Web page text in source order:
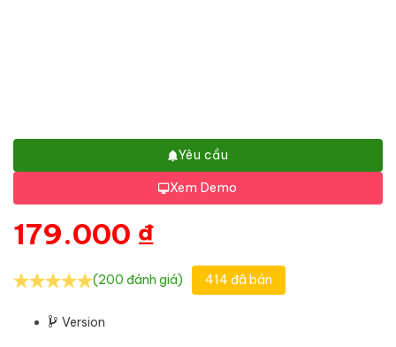
Yêu cầu
Xem Demo
179.000 ₫
(200 đánh giá) 414 đã bán
Version